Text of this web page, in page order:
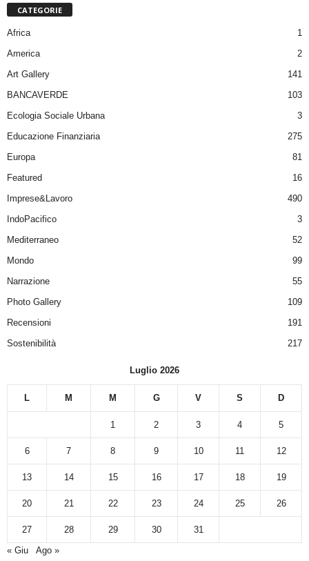
CATEGORIE
Africa
1
America
2
Art Gallery
141
BANCAVERDE
103
Ecologia Sociale Urbana
3
Educazione Finanziaria
275
Europa
81
Featured
16
Imprese&Lavoro
490
IndoPacifico
3
Mediterraneo
52
Mondo
99
Narrazione
55
Photo Gallery
109
Recensioni
191
Sostenibilità
217
Luglio 2026
L M M G V S D
1 2 3 4 5
6 7 8 9 10 11 12
13 14 15 16 17 18 19
20 21 22 23 24 25 26
27 28 29 30
31
« Giu
Ago »